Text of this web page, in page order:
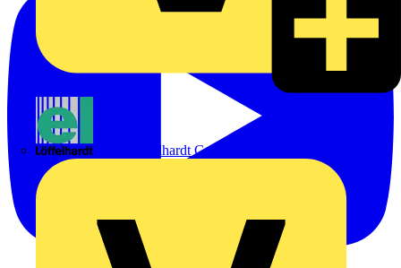
Emil Löffelhardt GmbH & Co. KG